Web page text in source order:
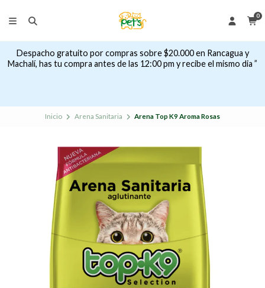
0
Despacho gratuito por compras sobre $20.000 en Rancagua y
Machalí, has tu compra antes de las 12:00 pm y recibe el mismo dia ”
Inicio Arena Sanitaria Arena Top K9 Aroma Rosas